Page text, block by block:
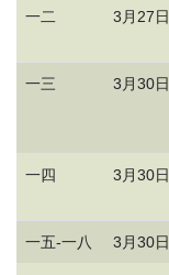
一二 3月27日
一三 3月30日
一四 3月30日
一五-一八 3月30日